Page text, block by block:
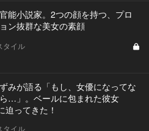
能小説家。2つの顔を持つ、プロ
ン抜群な美女の素顔
タイル
みが語る「もし、女優になってな
…」。ベールに包まれた彼女
迫ってきた！
タイル